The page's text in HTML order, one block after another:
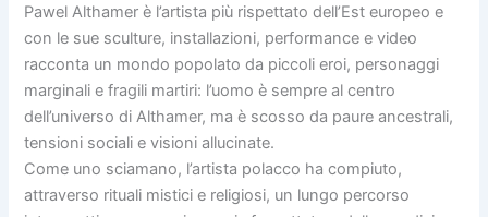
Pawel Althamer è l’artista più rispettato dell’Est europeo e
con le sue sculture, installazioni, performance e video
racconta un mondo popolato da piccoli eroi, personaggi
marginali e fragili martiri: l’uomo è sempre al centro
dell’universo di Althamer, ma è scosso da paure ancestrali,
tensioni sociali e visioni allucinate.
Come uno sciamano, l’artista polacco ha compiuto,
attraverso rituali mistici e religiosi, un lungo percorso